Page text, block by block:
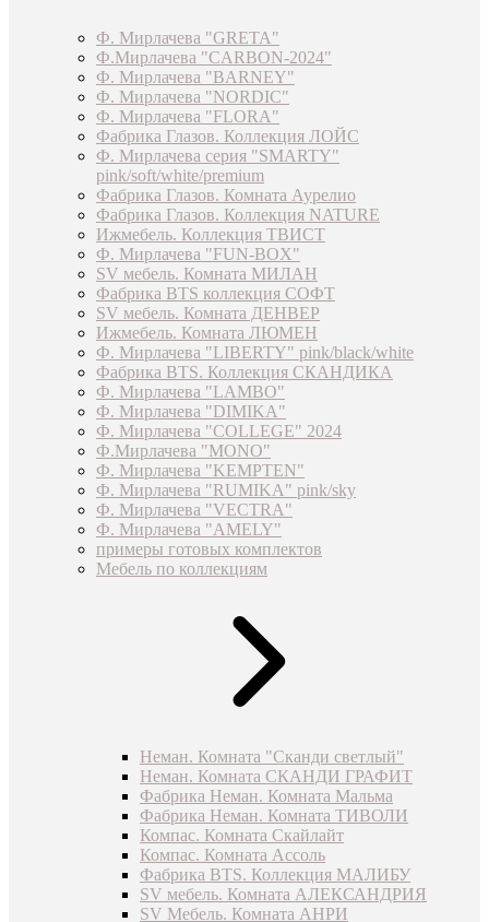
Ф. Мирлачева "GRETA"
Ф.Мирлачева "CARBON-2024"
Ф. Мирлачева "BARNEY"
Ф. Мирлачева "NORDIC"
Ф. Мирлачева "FLORA"
Фабрика Глазов. Коллекция ЛОЙС
Ф. Мирлачева серия "SMARTY"
pink/soft/white/premium
Фабрика Глазов. Комната Аурелио
Фабрика Глазов. Коллекция NATURE
Ижмебель. Коллекция ТВИСТ
Ф. Мирлачева "FUN-BOX"
SV мебель. Комната МИЛАН
Фабрика BTS коллекция СОФТ
SV мебель. Комната ДЕНВЕР
Ижмебель. Комната ЛЮМЕН
Ф. Мирлачева "LIBERTY" pink/black/white
Фабрика BTS. Коллекция СКАНДИКА
Ф. Мирлачева "LAMBO"
Ф. Мирлачева "DIMIKA"
Ф. Мирлачева "COLLEGE" 2024
Ф.Мирлачева "MONO"
Ф. Мирлачева "KEMPTEN"
Ф. Мирлачева "RUMIKA" pink/sky
Ф. Мирлачева "VECTRA"
Ф. Мирлачева "AMELY"
примеры готовых комплектов
Мебель по коллекциям
Неман. Комната "Сканди светлый"
Неман. Комната СКАНДИ ГРАФИТ
Фабрика Неман. Комната Мальма
Фабрика Неман. Комната ТИВОЛИ
Компас. Комната Скайлайт
Компас. Комната Ассоль
Фабрика BTS. Коллекция МАЛИБУ
SV мебель. Комната АЛЕКСАНДРИЯ
SV Мебель. Комната АНРИ